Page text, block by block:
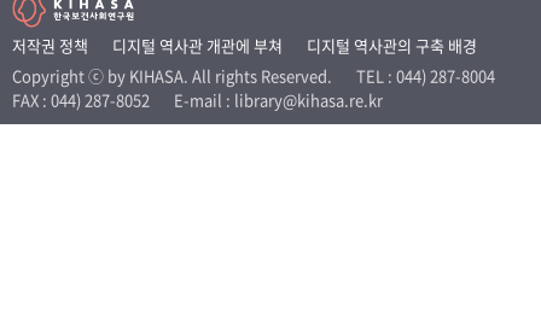
저작권 정책 디지털 역사관 개관에 부쳐
디지털 역사관의 구축 배경
Copyright ⓒ by KIHASA. All rights Reserved.
TEL : 044) 287-8004
FAX : 044) 287-8052
E-mail : library@kihasa.re.kr